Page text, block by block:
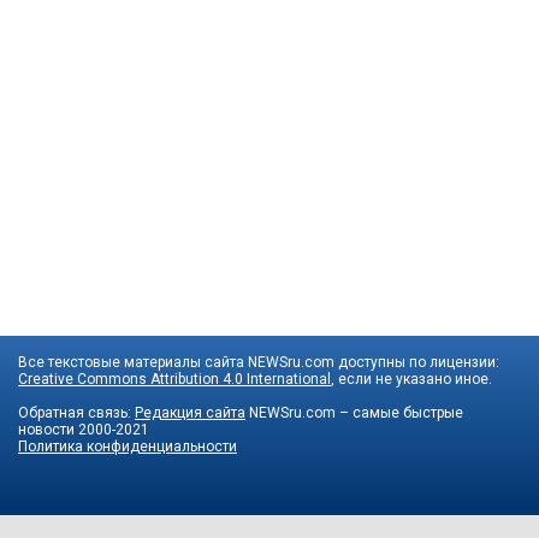
Все текстовые материалы сайта NEWSru.com доступны по лицензии:
Creative Commons Attribution 4.0 International , если не указано иное.
Обратная связь: Редакция сайта NEWSru.com – самые быстрые
новости 2000-2021
Политика конфиденциальности